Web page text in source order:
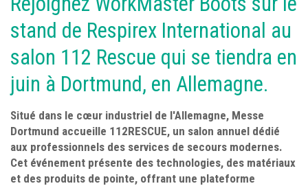
stand de Respirex International au
salon 112 Rescue qui se tiendra en
juin à Dortmund, en Allemagne.
Situé dans le cœur industriel de l'Allemagne, Messe
Dortmund accueille 112RESCUE, un salon annuel dédié
aux professionnels des services de secours modernes.
Cet événement présente des technologies, des matériaux
et des produits de pointe, offrant une plateforme